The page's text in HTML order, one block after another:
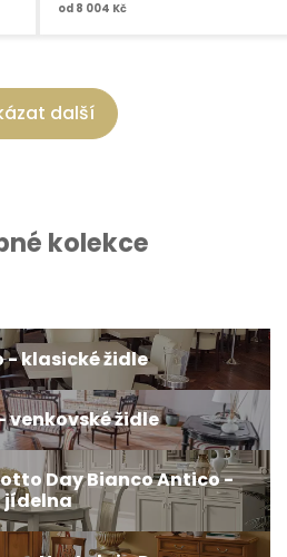
od 8 004 Kč
další
kolekce
- klasické židle
venkovské židle
Day Bianco Antico -
jídelna